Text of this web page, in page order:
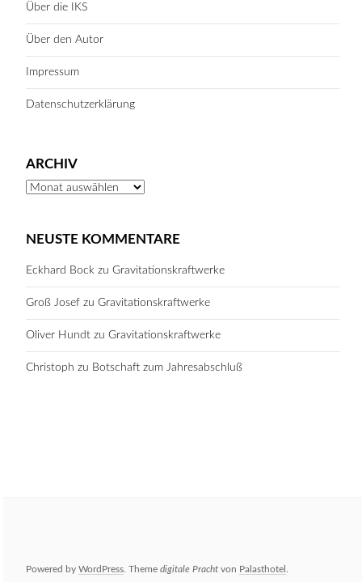
Über die IKS
Über den Autor
Impressum
Datenschutzerklärung
ARCHIV
Archiv
NEUSTE KOMMENTARE
Eckhard Bockzu Gravitationskraftwerke
Groß Josefzu Gravitationskraftwerke
Oliver Hundtzu Gravitationskraftwerke
Christoph zu Botschaft zum Jahresabschluß
Powered by WordPress. Theme digitale Prachtvon Palasthotel